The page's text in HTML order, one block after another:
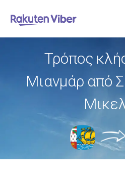
Τρόπος
Μιανμάρ από